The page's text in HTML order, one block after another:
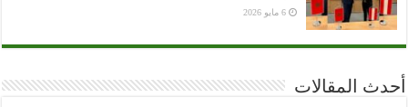
6 مايو 2026
أحدث المقالات